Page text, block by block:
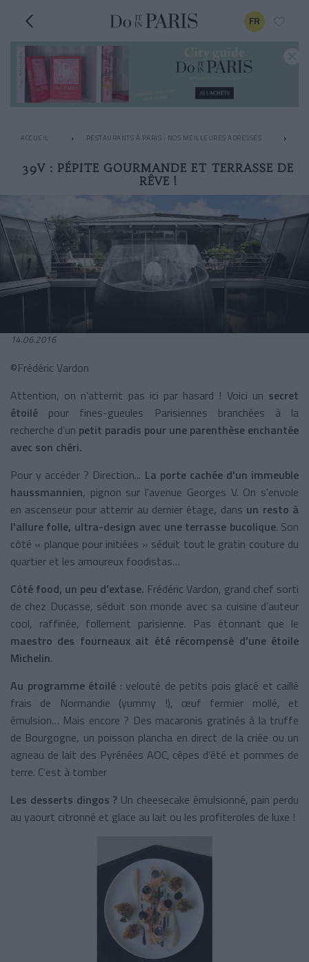
FR
ACCUEIL RESTAURANTS À PARIS : NOS MEILLEURES ADRESSES
39V : PÉPITE GOURMANDE ET TERRASSE DE
RÊVE !
14.06.2016
©Frédéric Vardon
Attention, on n’atterrit pas ici par hasard ! Voici un secret
étoilé pour fines-gueules Parisiennes branchées à la
recherche d’un petit paradis pour une parenthèse enchantée
avec son chéri.
Pour y accéder ? Direction... La porte cachée d'un immeuble
haussmannien, pignon sur l'avenue Georges V. On s'envole
en ascenseur pour atterrir au dernier étage, dans un resto à
l'allure folle, ultra-design avec une terrasse bucolique. Son
côté « planque pour initiées » séduit tout le gratin couture du
quartier et les amoureux foodistas…
Côté food, un peu d’extase. Frédéric Vardon, grand chef sorti
de chez Ducasse, séduit son monde avec sa cuisine d’auteur
cool, raffinée, follement parisienne. Pas étonnant que le
maestro des fourneaux ait été récompensé d’une étoile
Michelin.
Au programme étoilé : velouté de petits pois glacé et caillé
frais de Normandie (yummy !), œuf fermier mollé, et
émulsion… Mais encore ? Des macaronis gratinés à la truffe
de Bourgogne, un poisson plancha en direct de la criée ou un
agneau de lait des Pyrénées AOC, cèpes d’été et pommes de
terre. C’est à tomber
Les desserts dingos ? Un cheesecake émulsionné, pain perdu
au yaourt citronné et glace au lait ou les profiteroles de luxe !